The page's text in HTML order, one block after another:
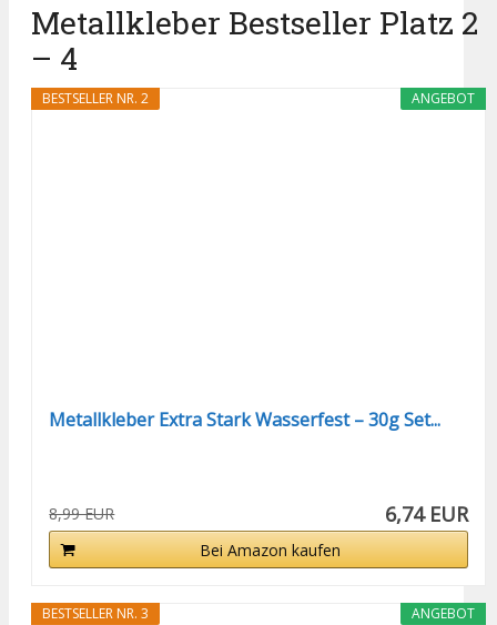
Metallkleber Bestseller Platz 2
– 4
ANGEBOT
BESTSELLER NR. 2
Metallkleber Extra Stark Wasserfest – 30g Set...
8,99 EUR 6,74 EUR
Bei Amazon kaufen
ANGEBOT
BESTSELLER NR. 3